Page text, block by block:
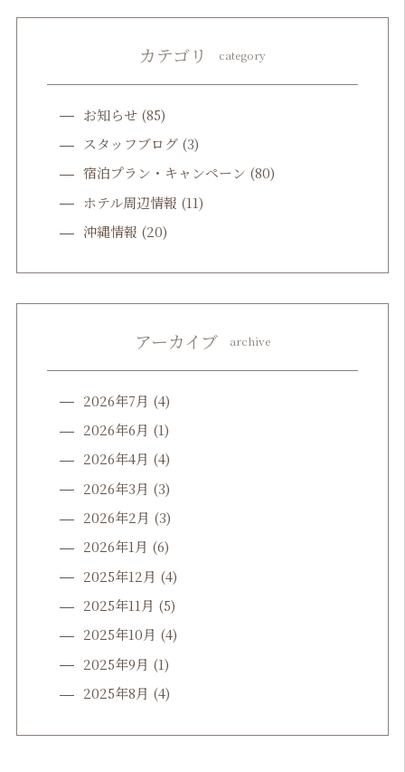
カテゴリ category
お知らせ(85)
スタッフブログ(3)
宿泊プラン・キャンペーン (80)
ホテル周辺情報 (11)
沖縄情報 (20)
アーカイブ archive
2026年7月 (4)
2026年6月 (1)
2026年4月 (4)
2026年3月 (3)
2026年2月 (3)
2026年1月 (6)
2025年12月 (4)
2025年11月 (5)
2025年10月 (4)
2025年9月 (1)
2025年8月 (4)